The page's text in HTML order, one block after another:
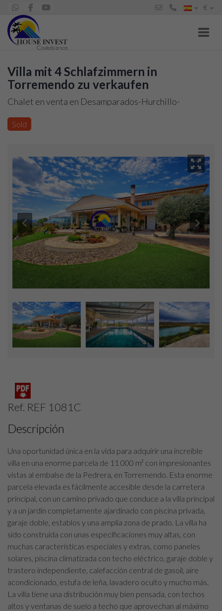
€
Villa mit 4 Schlafzimmern in
Torremendo zu verkaufen
Chalet en venta en Desamparados-Hurchillo-
Sold
Ref. REF 1081C
Descripción
Una oportunidad única en la vida para adquirir una increíble
villa en una enorme parcela de 11 000 m² con impresionantes
vistas al embalse de la Pedrera, en Torremendo. Esta enorme
parcela elevada es fácilmente accesible desde la carretera
principal, con un camino privado que conduce a la villa principal
y a un jardín completamente ajardinado con piscina privada,
garaje doble, establos y una amplia zona de prado. La villa ha
sido construida con unas especificaciones muy altas, con
muchas características especiales y extras, como paneles
solares, piscina climatizada con techo eléctrico, garaje doble y
trastero independiente, calefacción central de gasoil, aire
acondicionado, estufa de leña, lavadero oculto y mucho más.
La villa tiene una distribución muy bien pensada, con techos
altos y ventanas de suelo a techo que aprovechan al máximo